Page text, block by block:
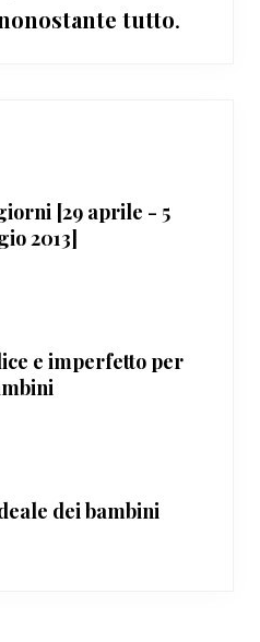
tutto.
[29 aprile - 5
2013]
e imperfetto per
dei bambini